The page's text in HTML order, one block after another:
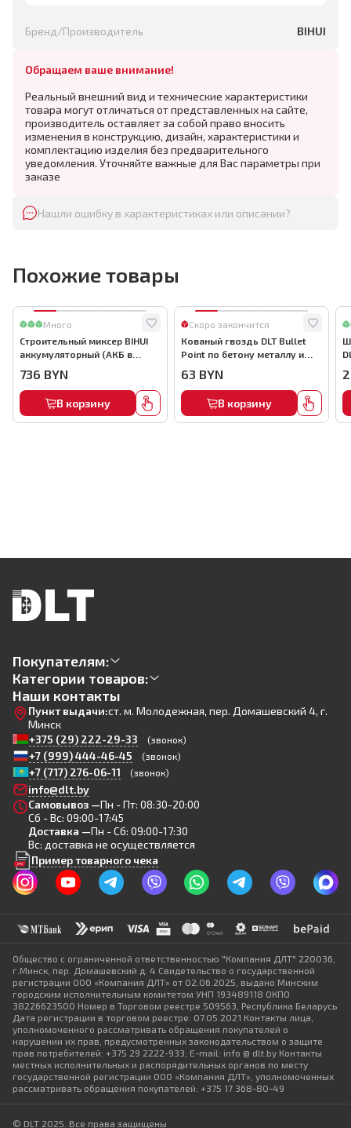
Бренд/Производитель BIHUI
Обращаем ваше внимание!
Реальный внешний вид и технические характеристики
товара могут отличаться от представленных на сайте,
производитель оставляет за собой право вносить
изменения в конструкцию, дизайн, характеристики и
комплектацию изделия без предварительного
уведомления. Уточняйте важные для Вас параметры при
заказе
Нашли ошибку в характеристиках или описании?
Похожие товары
Много
Строительный миксер BIHUI
аккумуляторный (АКБ в
736 BYN
В корзину
Скоро закончится
Кованый гвоздь DLT Bullet
Point по бетону металлу и
арт.0116
63 BYN
В корзину
Покупателям:
Категории товаров:
Наши контакты
Пункт выдачи:ст. м. Молодежная, пер. Домашевский 4, г.
Минск
+375 (29) 222-29-33
(звонок)
+7 (999) 444-46-45 (звонок)
+7 (717) 276-06-11 (звонок)
info@dlt.by
Самовывоз —Пн - Пт: 08:30-20:00
Сб - Вс: 09:00-17:45
Доставка —Пн - Сб: 09:00-17:30
Вс: доставка не осуществляется
Пример товарного чека
Общество с ограниченной ответственностью "Компания ДЛТ" 220036,
г.Минск, пер. Домашевский д. 4 Свидетельство о государственной
регистрации ООО «Компания ДЛТ» от 02.06.2025, выдано Минским
городским исполнительным комитетом УНП 193489118 ОКПО
38226623500 Номер в Торговом реестре 509563, Республика Беларусь
Дата регистрации в торговом реестре: 07.05.2021 Контакты лица,
уполномоченного рассматривать обращения покупателей о
нарушении их прав, предусмотренных законодательством о защите
прав потребителей: +375 29 2222-933; E-mail: info @ dlt.by Контакты
местных исполнительных и распорядительных органов по месту
государственной регистрации ООО «Компания ДЛТ», уполномоченных
рассматривать обращения покупателей: +375 17 368-80-49
© DLT 2025. Все права защищены